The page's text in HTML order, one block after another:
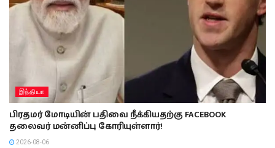
இந்தியா
பிரதமர் மோடியின் பதிவை நீக்கியதற்கு FACEBOOK
தலைவர் மன்னிப்பு கோரியுள்ளார்!
2026-08-06